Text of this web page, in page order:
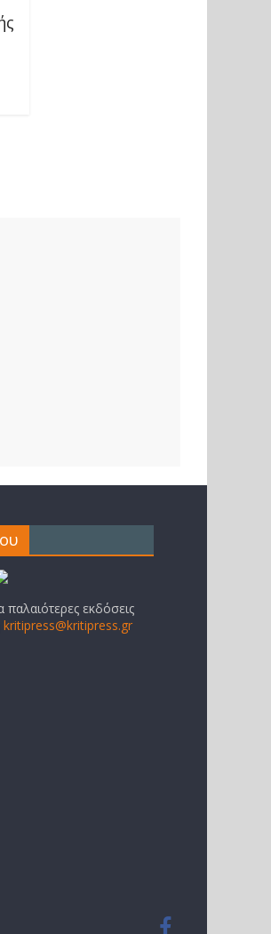
εκδόσεις
kritipress@kritipress.gr